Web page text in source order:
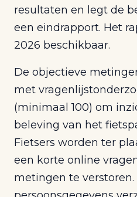
resultaten en legt de
een eindrapport. Het
2026 beschikbaar.
De objectieve
met
(minimaal 100) om
beleving van het
Fietsers worden ter
een korte online
metingen te